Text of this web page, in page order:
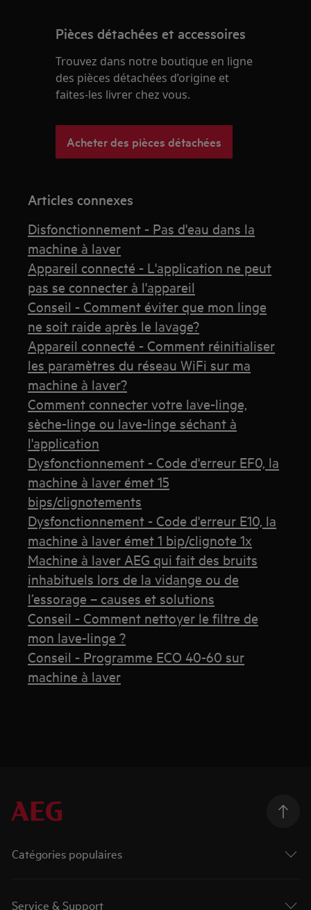
Pièces détachées et accessoires
Trouvez dans notre boutique en ligne
des pièces détachées d’origine et
faites-les livrer chez vous.
Acheter des pièces détachées
Articles connexes
Disfonctionnement - Pas d'eau dans la
machine à laver
Appareil connecté - L'application ne peut
pas se connecter à l'appareil
Conseil - Comment éviter que mon linge
ne soit raide après le lavage?
Appareil connecté - Comment réinitialiser
les paramètres du réseau WiFi sur ma
machine à laver?
Comment connecter votre lave-linge,
sèche-linge ou lave-linge séchant à
l'application
Dysfonctionnement - Code d'erreur EF0, la
machine à laver émet 15
bips/clignotements
Dysfonctionnement - Code d'erreur E10, la
machine à laver émet 1 bip/clignote 1x
Machine à laver AEG qui fait des bruits
inhabituels lors de la vidange ou de
l’essorage – causes et solutions
Conseil - Comment nettoyer le filtre de
mon lave-linge ?
Conseil - Programme ECO 40-60 sur
machine à laver
Catégories populaires
Service & Support